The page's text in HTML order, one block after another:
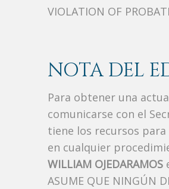
VIOLATION OF
NOTA DEL
Para obtener una
comunicarse con el
tiene los recursos
en cualquier
WILLIAM OJEDARAMOS
ASUME QUE NINGÚN